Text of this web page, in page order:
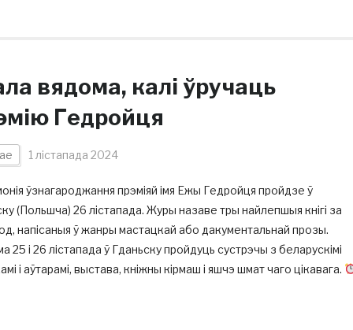
вядома, калі ўручаць
Гедройця
1 лістапада 2024
ўзнагароджання прэміяй імя Ежы Гедройця пройдзе ў
(Польшча) 26 лістапада. Журы назаве тры найлепшыя кнігі за
напісаныя ў жанры мастацкай або дакументальнай прозы.
25 і 26 лістапада ў Гданьску пройдуць сустрэчы з беларускімі
і аўтарамі, выстава, кніжны кірмаш і яшчэ шмат чаго цікавага.